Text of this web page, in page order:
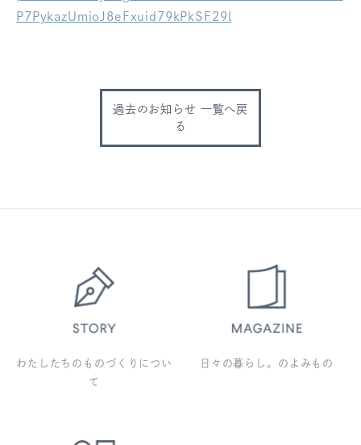
P7PykazUmioJ8eFxuid79kPkSF29l
過去のお知らせ 一覧へ戻
る
わたしたちのものづくりについ
て
日々の暮らし。のよみもの